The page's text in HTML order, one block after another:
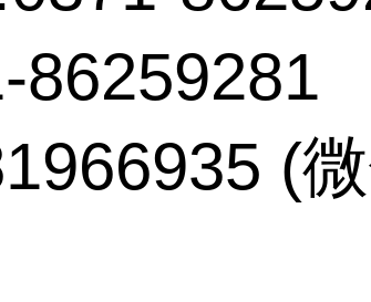
86259281
(